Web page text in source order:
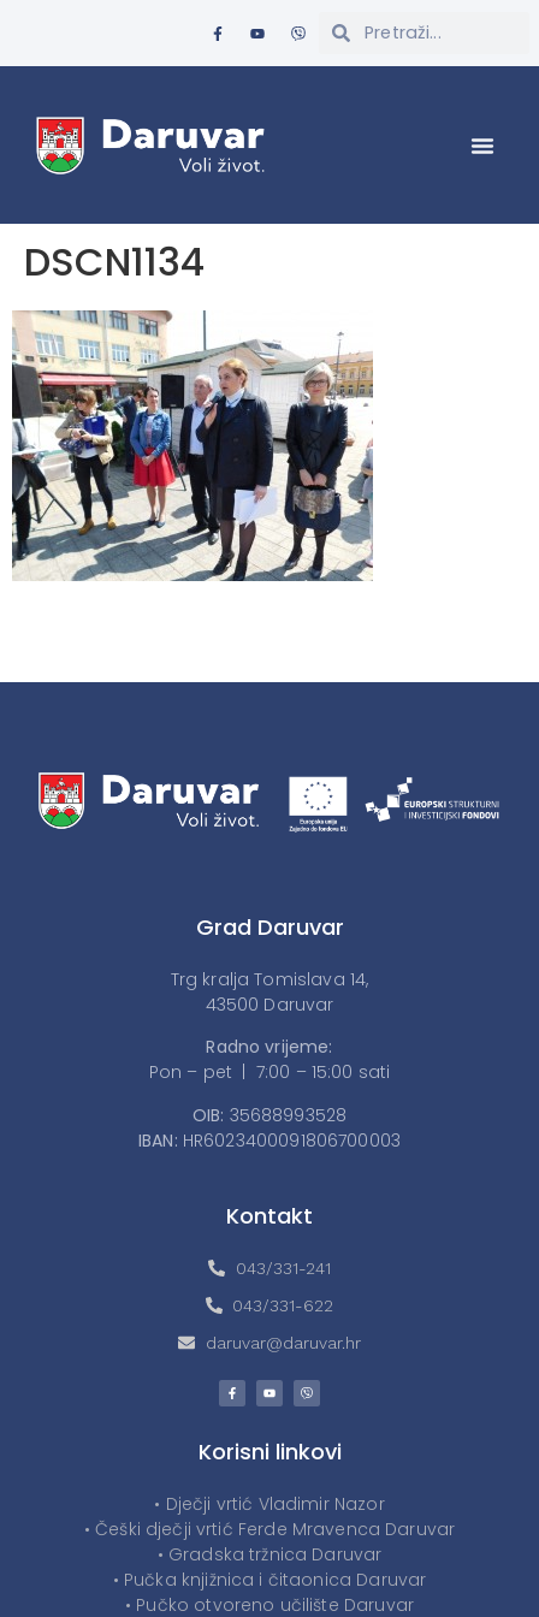
DSCN1134
Grad Daruvar
Trg kralja Tomislava 14,
43500 Daruvar
Radno vrijeme:
Pon – pet | 7:00 – 15:00 sati
OIB: 35688993528
IBAN: HR6023400091806700003
Kontakt
043/331-241
043/331-622
daruvar@daruvar.hr
Korisni linkovi
• Dječji vrtić Vladimir Nazor
• Češki dječji vrtić Ferde Mravenca Daruvar
• Gradska tržnica Daruvar
• Pučka knjižnica i čitaonica Daruvar
• Pučko otvoreno učilište Daruvar